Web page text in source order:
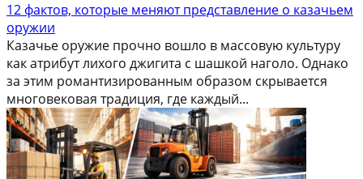
12 фактов, которые меняют представление о казачьем
оружии
Казачье оружие прочно вошло в массовую культуру
как атрибут лихого джигита с шашкой наголо. Однако
за этим романтизированным образом скрывается
многовековая традиция, где каждый...